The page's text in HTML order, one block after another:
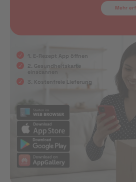
Mehr
1. E-Rezept App öffnen
2. Gesundheitskarte
einscannen
3. Kostenfreie Lieferung